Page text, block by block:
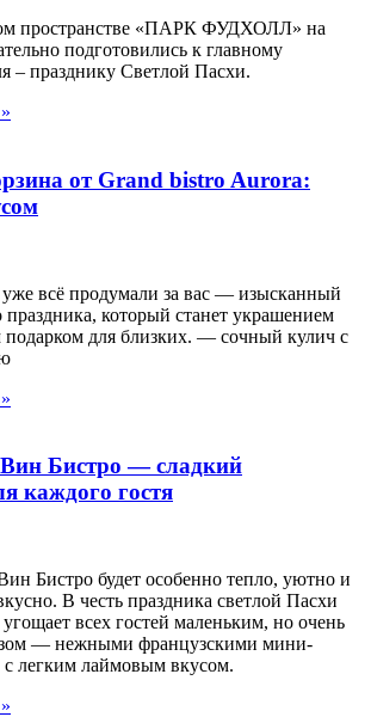
пространстве «ПАРК ФУДХОЛЛ» на
подготовились к главному
– празднику Светлой Пасхи.
от Grand bistro Aurora:
всё продумали за вас — изысканный
праздника, который станет украшением
подарком для близких. — сочный кулич с
Бистро — сладкий
каждого гостя
Бистро будет особенно тепло, уютно и
В честь праздника светлой Пасхи
всех гостей маленьким, но очень
— нежными французскими мини-
легким лаймовым вкусом.